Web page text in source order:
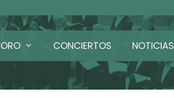
CONCIERTOS NOTICIAS